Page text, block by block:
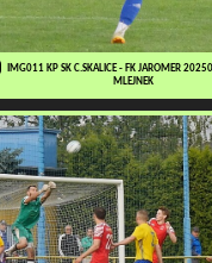
IMG011 KP SK C.SKALICE - FK JAROMER
MLEJNEK